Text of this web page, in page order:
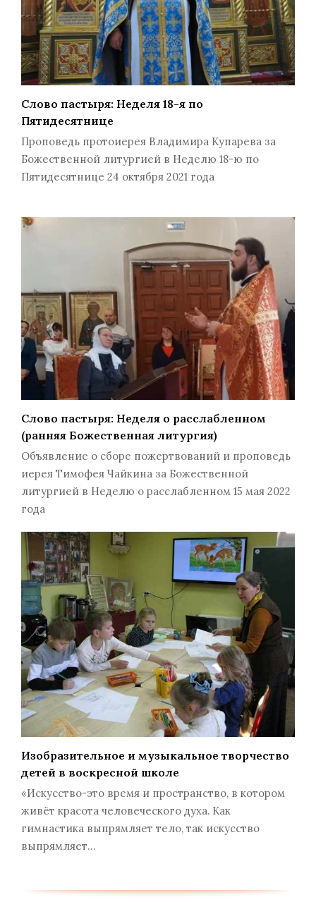
Слово пастыря: Неделя 18-я по
Пятидесятнице
Проповедь протоиерея Владимира Купарева за
Божественной литургией в Неделю 18-ю по
Пятидесятнице 24 октября 2021 года
Слово пастыря: Неделя о расслабленном
(ранняя Божественная литургия)
Объявление о сборе пожертвований и проповедь
иерея Тимофея Чайкина за Божественной
литургией в Неделю о расслабленном 15 мая 2022
года
Изобразительное и музыкальное творчество
детей в воскресной школе
«Искусство-это время и пространство, в котором
живёт красота человеческого духа. Как
гимнастика выпрямляет тело, так искусство
выпрямляет…